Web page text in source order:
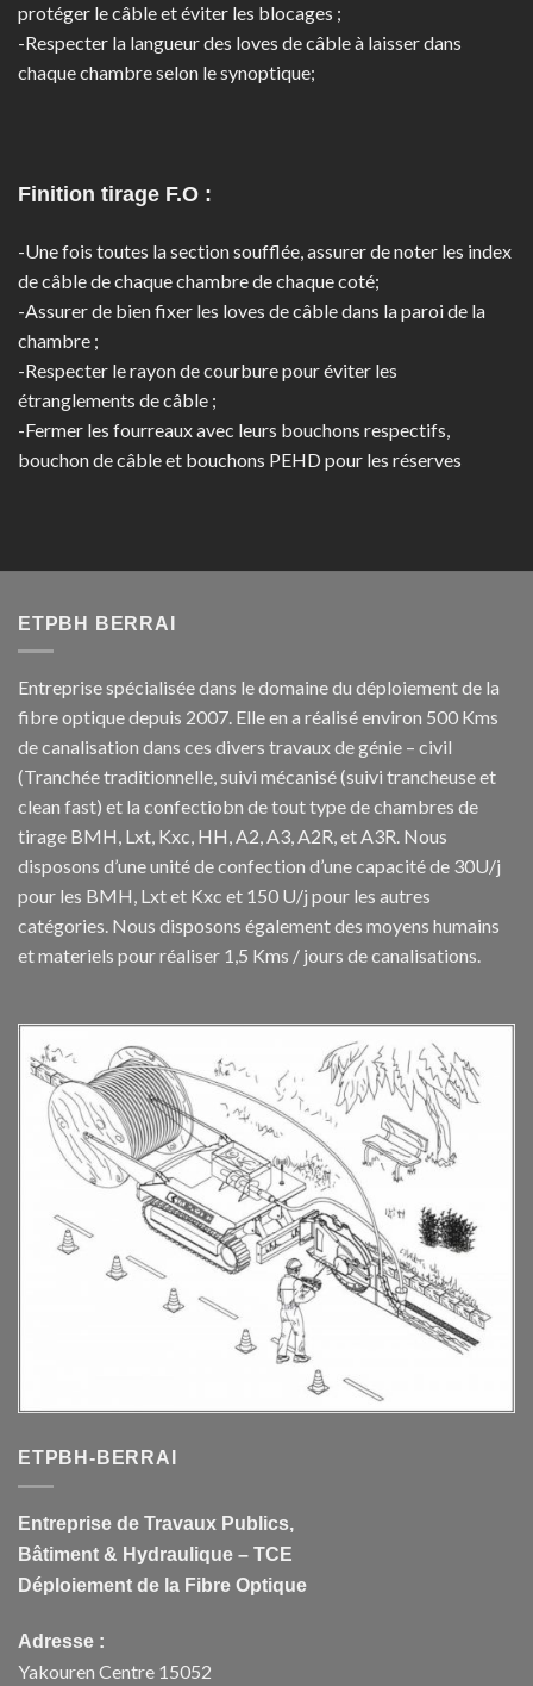
protéger le câble et éviter les blocages ;
-Respecter la langueur des loves de câble à laisser dans
chaque chambre selon le synoptique;
Finition tirage F.O :
-Une fois toutes la section soufflée, assurer de noter les index
de câble de chaque chambre de chaque coté;
-Assurer de bien fixer les loves de câble dans la paroi de la
chambre ;
-Respecter le rayon de courbure pour éviter les
étranglements de câble ;
-Fermer les fourreaux avec leurs bouchons respectifs,
bouchon de câble et bouchons PEHD pour les réserves
ETPBH BERRAI
Entreprise spécialisée dans le domaine du déploiement de la
fibre optique depuis 2007. Elle en a réalisé environ 500 Kms
de canalisation dans ces divers travaux de génie – civil
(Tranchée traditionnelle, suivi mécanisé (suivi trancheuse et
clean fast) et la confectiobn de tout type de chambres de
tirage BMH, Lxt, Kxc, HH, A2, A3, A2R, et A3R. Nous
disposons d’une unité de confection d’une capacité de 30U/j
pour les BMH, Lxt et Kxc et 150 U/j pour les autres
catégories. Nous disposons également des moyens humains
et materiels pour réaliser 1,5 Kms / jours de canalisations.
ETPBH-BERRAI
Entreprise de Travaux Publics,
Bâtiment & Hydraulique – TCE
Déploiement de la Fibre Optique
Adresse :
Yakouren Centre 15052